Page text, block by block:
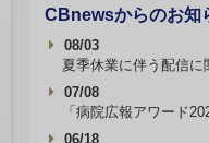
CBnewsからのお知
08/03
夏季休業に伴う配信に
07/08
「病院広報アワード
06/18